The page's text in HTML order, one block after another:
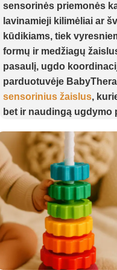
sensorinės priemonės
lavinamieji kilimėliai ar
kūdikiams, tiek
formų ir medžiagų
pasaulį, ugdo
parduotuvėje
sensorinius žaislus,
bet ir naudingą ugdymo